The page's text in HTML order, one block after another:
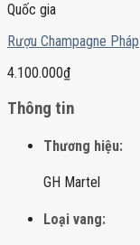
Quốc gia
Rượu Champagne Pháp
4.100.000₫
Thông tin
Thương hiệu:
GH Martel
Loại vang: